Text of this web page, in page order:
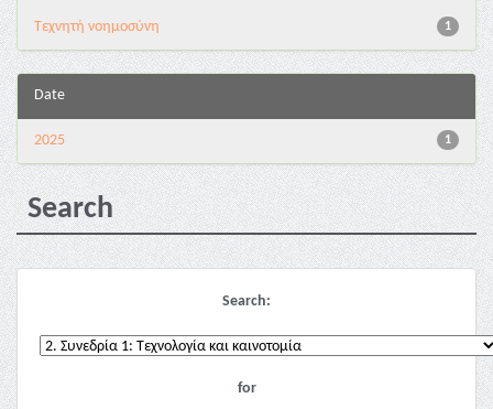
1
Τεχνητή νοημοσύνη
Date
1
2025
Search
Search:
for